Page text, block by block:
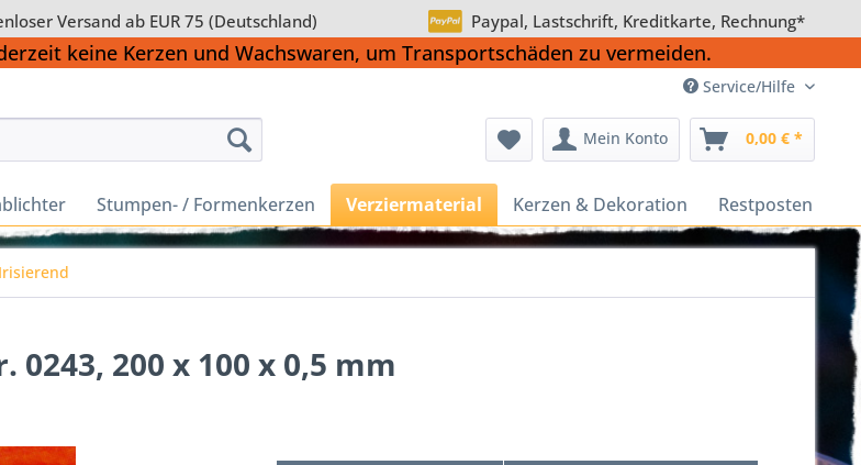
Versand ab EUR 75 (Deutschland) Paypal, Lastschrift, Kreditkarte, Rechnung*
keine Kerzen und Wachswaren, um Transportschäden zu vermeiden.
Service/Hilfe
Mein Konto 0,00 € *
Stumpen- / Formenkerzen Verziermaterial Kerzen & Dekoration Restposten
Irisierend
200 x 100 x 0,5 mm